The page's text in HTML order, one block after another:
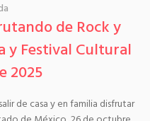
de Rock y
y Festival Cultural
2025
de casa y en familia disfrutar